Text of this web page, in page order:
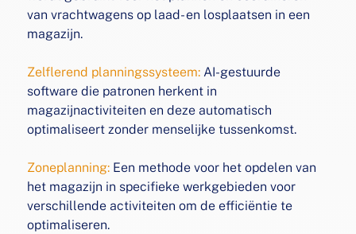
van vrachtwagens op laad- en losplaatsen in een
magazijn.
Zelflerend planningssysteem: AI-gestuurde
software die patronen herkent in
magazijnactiviteiten en deze automatisch
optimaliseert zonder menselijke tussenkomst.
Zoneplanning: Een methode voor het opdelen van
het magazijn in specifieke werkgebieden voor
verschillende activiteiten om de efficiëntie te
optimaliseren.